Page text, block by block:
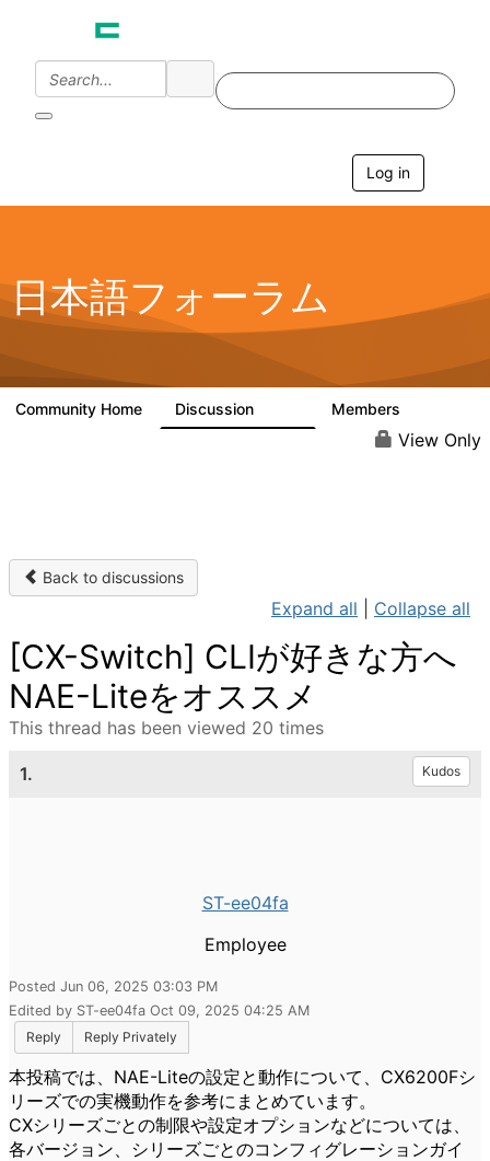
Log in
g
a
o
日本語フォーラム
Community Home Discussion Members
View Only
Back to discussions
Expand all Collapse all
[CX-Switch] CLIが好きな方へ
NAE-Liteをオススメ
This thread has been viewed 20 times
1. Kudos
ST-ee04fa
Employee
Posted Jun 06, 2025 03:03 PM
Edited by ST-ee04fa Oct 09, 2025 04:25 AM
Reply
Reply Privately
本投稿では、NAE-Liteの設定と動作について、CX6200Fシ
リーズでの実機動作を参考にまとめています。
CXシリーズごとの制限や設定オプションなどについては、
各バージョン、シリーズごとのコンフィグレーションガイ